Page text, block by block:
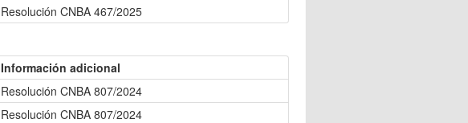
Resolución CNBA 467/2025
Información adicional
Resolución CNBA 807/2024
Resolución CNBA 807/2024